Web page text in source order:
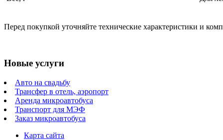
Перед покупкой уточняйте технические характеристики и
Новые услуги
Авто на свадьбу
Трансфер в отель, аэропорт
Аренда микроавтобуса
Транспорт для МЭФ
Заказ микроавтобуса
Карта сайта